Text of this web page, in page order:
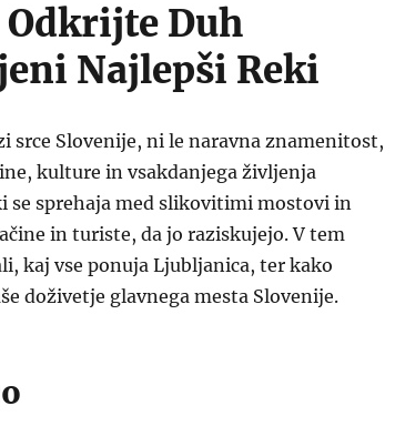
Duh
Najlepši Reki
srce Slovenije, ni le naravna znamenitost,
kulture in vsakdanjega življenja
se sprehaja med slikovitimi mostovi in
in turiste, da jo raziskujejo. V tem
kaj vse ponuja Ljubljanica, ter kako
doživetje glavnega mesta Slovenije.